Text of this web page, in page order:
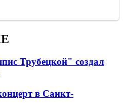
Трубецкой" создал
в Санкт-